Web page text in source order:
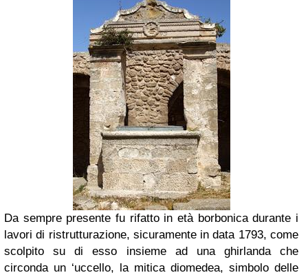
Da sempre presente fu rifatto in età borbonica durante i
lavori di ristrutturazione, sicuramente in data 1793, come
scolpito su di esso insieme ad una ghirlanda che
circonda un ‘uccello, la mitica diomedea, simbolo delle